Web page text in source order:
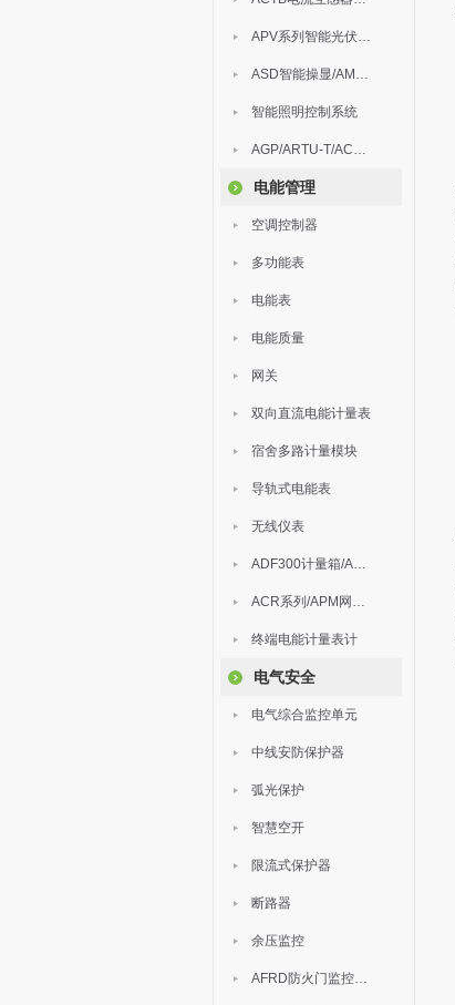
APV系列智能光伏汇流箱
ASD智能操显/AM中压保护
智能照明控制系统
AGP/ARTU-T/ACM/ADDC
电能管理
空调控制器
多功能表
电能表
电能质量
网关
双向直流电能计量表
宿舍多路计量模块
导轨式电能表
无线仪表
ADF300计量箱/AEW无线计量
ACR系列/APM网络电力仪表
终端电能计量表计
电气安全
电气综合监控单元
中线安防保护器
弧光保护
智慧空开
限流式保护器
断路器
余压监控
AFRD防火门监控模块